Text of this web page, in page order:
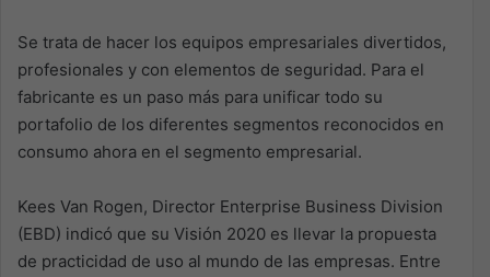
Se trata de hacer los equipos empresariales divertidos,
profesionales y con elementos de seguridad. Para el
fabricante es un paso más para unificar todo su
portafolio de los diferentes segmentos reconocidos en
consumo ahora en el segmento empresarial.
Kees Van Rogen, Director Enterprise Business Division
(EBD) indicó que su Visión 2020 es llevar la propuesta
de practicidad de uso al mundo de las empresas. Entre